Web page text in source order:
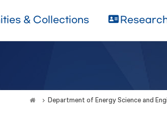
& Collections
Department of Energy Science and